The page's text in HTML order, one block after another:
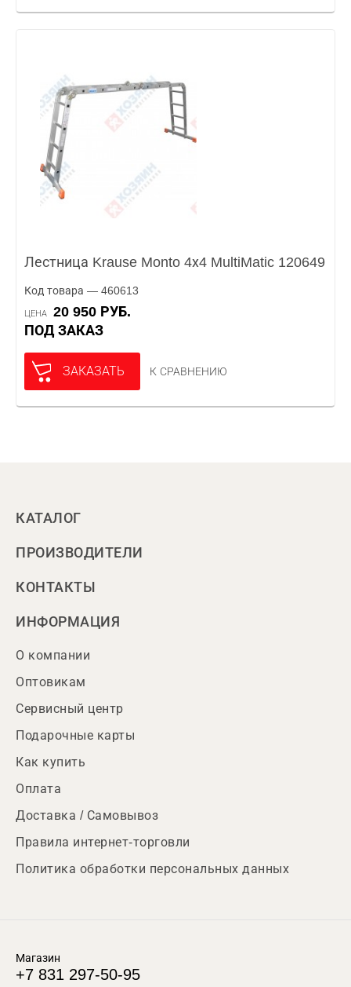
Лестница Krause Monto 4х4 MultiMatic 120649
Код товара — 460613
ЦЕНА
20 950 РУБ.
ПОД ЗАКАЗ
ЗАКАЗАТЬ К СРАВНЕНИЮ
КАТАЛОГ
ПРОИЗВОДИТЕЛИ
КОНТАКТЫ
ИНФОРМАЦИЯ
О компании
Оптовикам
Сервисный центр
Подарочные карты
Как купить
Оплата
Доставка / Самовывоз
Правила интернет-торговли
Политика обработки персональных данных
Магазин
+7 831 297-50-95